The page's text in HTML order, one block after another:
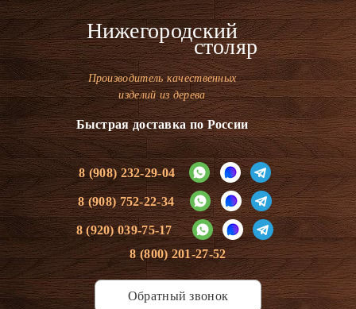
Нижегородский
столяр
Производитель качественных
изделий из дерева
Быстрая доставка по России
8 (908) 232-29-04
8 (908) 752-22-34
8 (920) 039-75-17
8 (800) 201-27-52
Обратный звонок